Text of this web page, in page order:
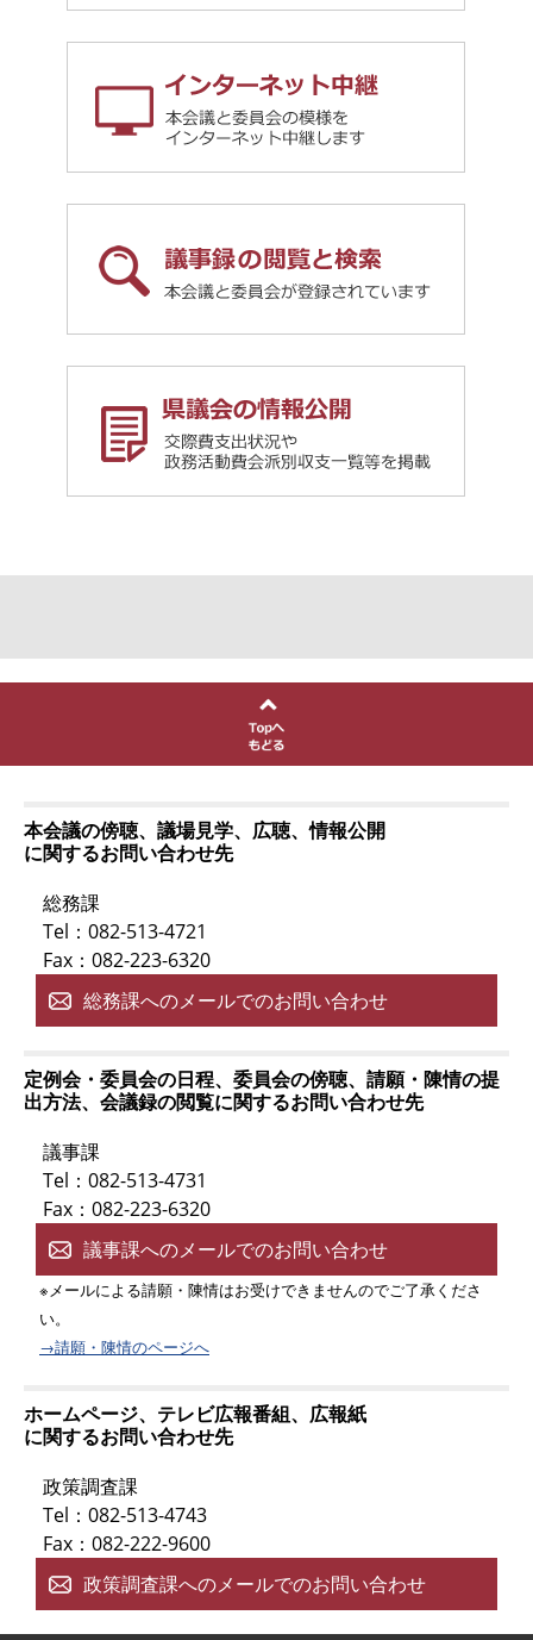
本会議の傍聴、議場見学、広聴、情報公開
に関するお問い合わせ先
総務課
Tel：082-513-4721
Fax：082-223-6320
総務課へのメールでのお問い合わせ
定例会・委員会の日程、委員会の傍聴、請願・陳情の提
出方法、会議録の閲覧に関するお問い合わせ先
議事課
Tel：082-513-4731
Fax：082-223-6320
議事課へのメールでのお問い合わせ
※メールによる請願・陳情はお受けできませんのでご了承くださ
い。
→請願・陳情のページへ
ホームページ、テレビ広報番組、広報紙
に関するお問い合わせ先
政策調査課
Tel：082-513-4743
Fax：082-222-9600
政策調査課へのメールでのお問い合わせ